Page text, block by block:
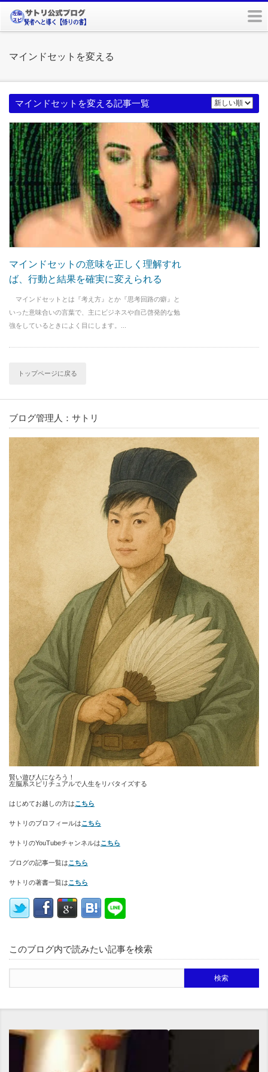
マインドセットを変える
マインドセットを変える記事一覧
マインドセットの意味を正しく理解すれ
ば、行動と結果を確実に変えられる
マインドセットとは『考え方』とか『思考回路の癖』と
いった意味合いの言葉で、主にビジネスや自己啓発的な勉
強をしているときによく目にします。...
トップページに戻る
ブログ管理人：サトリ
賢い遊び人になろう！
左脳系スピリチュアルで人生をリバタイズする
はじめてお越しの方はこちら
サトリのプロフィールはこちら
サトリのYouTubeチャンネルはこちら
ブログの記事一覧はこちら
サトリの著書一覧はこちら
このブログ内で読みたい記事を検索